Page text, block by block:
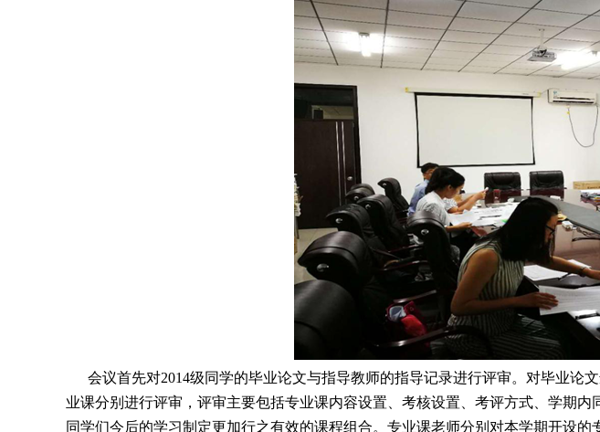
会议首先对2014级同学的毕业论文与指导教师的指导记录进行评审。对毕业论
业课分别进行评审，评审主要包括专业课内容设置、考核设置、考评方式、学期
同学们今后的学习制定更加行之有效的课程组合。专业课老师分别对本学期开设